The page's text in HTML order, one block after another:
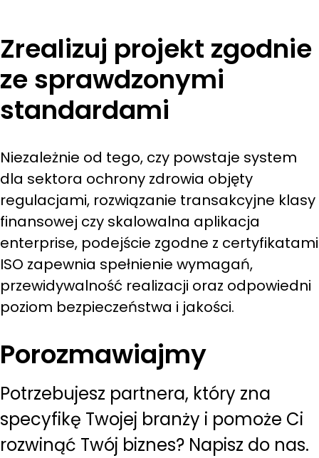
Zrealizuj projekt zgodnie
ze sprawdzonymi
standardami
Niezależnie od tego, czy powstaje system
dla sektora ochrony zdrowia objęty
regulacjami, rozwiązanie transakcyjne klasy
finansowej czy skalowalna aplikacja
enterprise, podejście zgodne z certyfikatami
ISO zapewnia spełnienie wymagań,
przewidywalność realizacji oraz odpowiedni
poziom bezpieczeństwa i jakości.
Porozmawiajmy
Potrzebujesz partnera, który zna
specyfikę Twojej branży i pomoże Ci
rozwinąć Twój biznes? Napisz do nas.